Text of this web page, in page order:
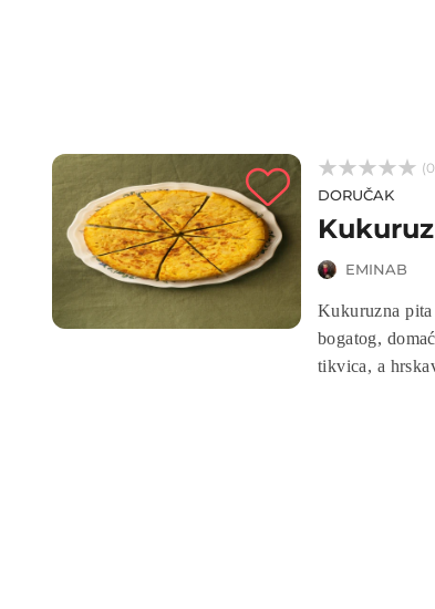



DORUČAK
EMINAB
Kukuruzna pita
bogatog,
tikvica, a